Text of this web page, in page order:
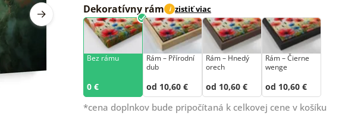
Dekoratívny rám i zistiť viac
Bez rámu
0 €
Rám –⁠⁠⁠⁠⁠⁠ Přírodní
dub
od 10,60 €
Rám – Hnedý
orech
od 10,60 €
Rám – Čierne
wenge
od 10,60 €
*cena doplnkov bude pripočítaná k celkovej cene v košíku